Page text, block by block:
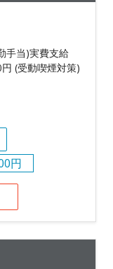
手当)実費支給
(受動喫煙対策)
円